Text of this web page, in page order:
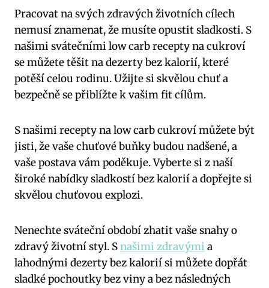
Pracovat ⁣na svých zdravých životních cílech
nemusí znamenat,⁣ že musíte opustit sladkosti. S
našimi svátečními low carb recepty ‍na cukroví‍
se můžete těšit ⁣na‌ dezerty⁢ bez kalorií, ⁤které
⁢potěší ​celou rodinu. Užijte si⁢ skvělou chuť ⁤a
bezpečně se ⁤přiblížte ⁢k vašim fit cílům.
S⁣ našimi recepty na low​ carb cukroví můžete být
jisti, že vaše chuťové buňky budou nadšené, a
vaše postava‍ vám poděkuje. Vyberte si ‍z naší
široké nabídky sladkostí bez kalorií a dopřejte si
⁤skvělou chuťovou explozi.
Nenechte sváteční období zhatit vaše snahy o‍
zdravý životní styl. Snašimi zdravými ⁣a
⁣lahodnými dezerty ‌bez ⁢kalorií ⁢si můžete dopřát
sladké pochoutky bez viny a bez následných